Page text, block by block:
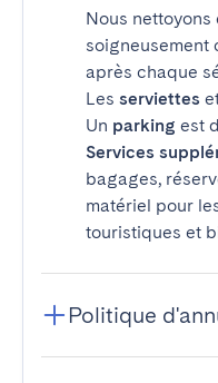
Nous
soigneusement
après chaque
Les serviettes
Un parking est
Services
bagages,
matériel pour
touristiques et
Politique